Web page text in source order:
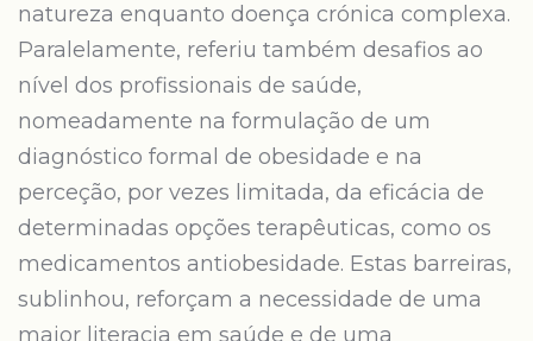
natureza enquanto doença crónica complexa.
Paralelamente, referiu também desafios ao
nível dos profissionais de saúde,
nomeadamente na formulação de um
diagnóstico formal de obesidade e na
perceção, por vezes limitada, da eficácia de
determinadas opções terapêuticas, como os
medicamentos antiobesidade. Estas barreiras,
sublinhou, reforçam a necessidade de uma
maior literacia em saúde e de uma